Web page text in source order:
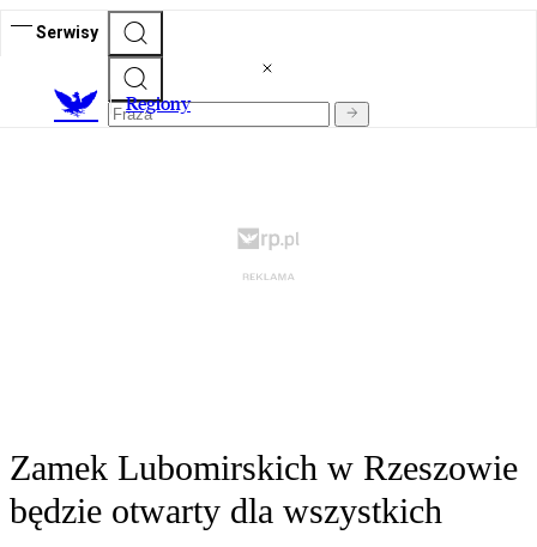
Serwisy
Regiony
Zamek Lubomirskich w Rzeszowie
będzie otwarty dla wszystkich